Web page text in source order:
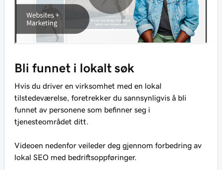
Bli funnet i lokalt søk
Hvis du driver en virksomhet med en lokal
tilstedeværelse, foretrekker du sannsynligvis å bli
funnet av personene som befinner seg i
tjenesteområdet ditt.
Videoen nedenfor veileder deg gjennom forbedring av
lokal SEO med bedriftsoppføringer.